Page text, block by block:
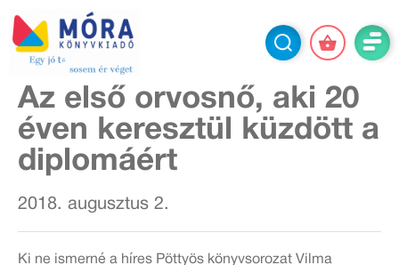
Az első orvosnő, aki 20
éven keresztül küzdött a
diplomáért
2018. augusztus 2.
Ki ne ismerné a híres Pöttyös könyvsorozat Vilma